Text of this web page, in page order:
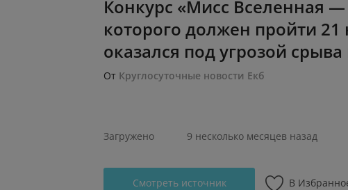
Конкурс «Мисс Вселенная
которого должен пройти
оказался под угрозой
От Круглосуточные новости Екб
Загружено 9 несколько месяцев назад
Смотреть источник
В